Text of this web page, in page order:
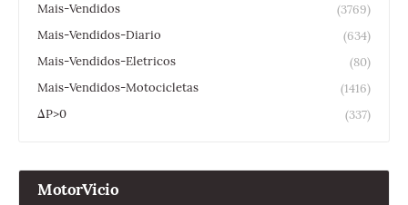
Mais-Vendidos
(3769)
Mais-Vendidos-Diario
(634)
Mais-Vendidos-Eletricos
(80)
Mais-Vendidos-Motocicletas
(1416)
ΔP>0
(337)
MotorVicio